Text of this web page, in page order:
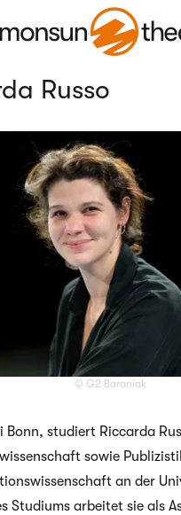
Russo
© G2 Baraniak
Bonn, studiert Riccarda
sowie
an der
Studiums arbeitet sie als